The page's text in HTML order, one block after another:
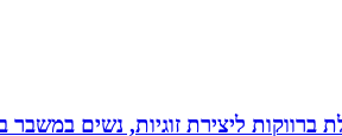
ליצירת זוגיות, נשים במשבר